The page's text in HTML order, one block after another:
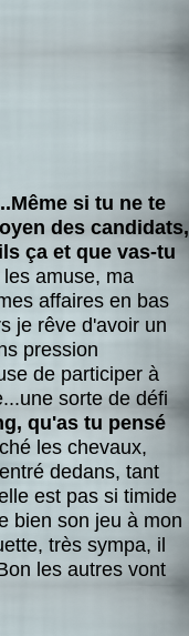
si tu ne te
des candidats,
ça et que vas-tu
amuse, ma
affaires en bas
je rêve d'avoir un
pression
de participer à
sorte de défi
qu'as tu pensé
les chevaux,
dedans, tant
est pas si timide
bien son jeu à mon
très sympa, il
les autres vont